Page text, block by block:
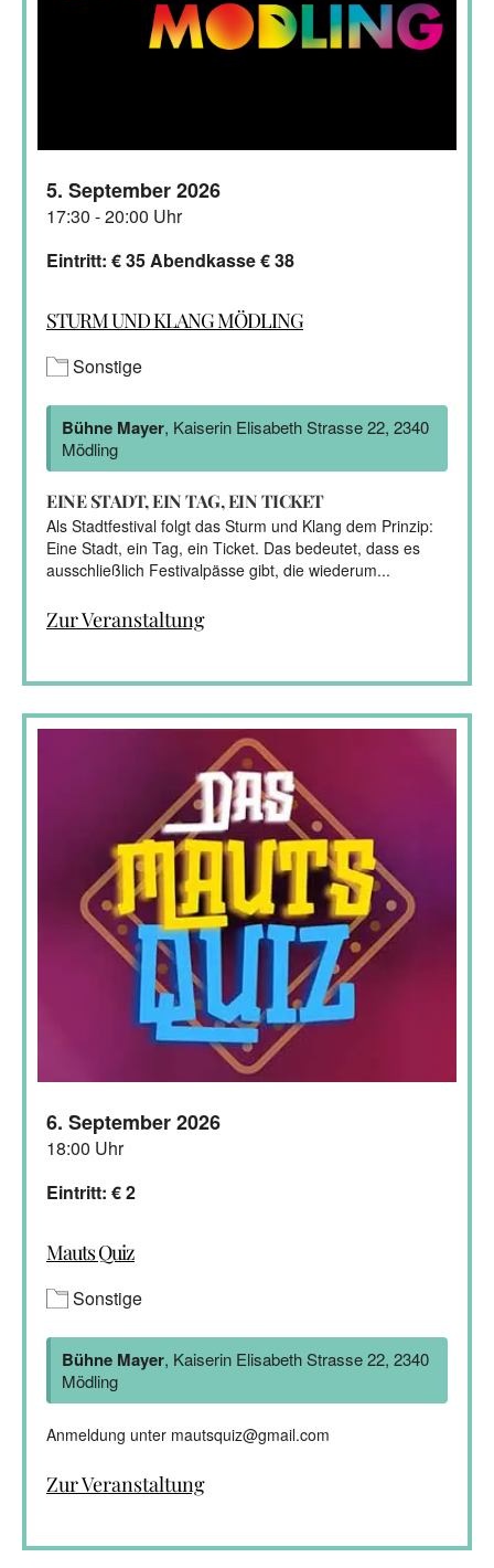
5. September 2026
17:30 - 20:00 Uhr
Eintritt: € 35 Abendkasse € 38
STURM UND KLANG MÖDLING
Sonstige
Bühne Mayer, Kaiserin Elisabeth Strasse 22, 2340
Mödling
EINE STADT, EIN TAG, EIN TICKET
Als Stadtfestival folgt das Sturm und Klang dem Prinzip:
Eine Stadt, ein Tag, ein Ticket. Das bedeutet, dass es
ausschließlich Festivalpässe gibt, die wiederum...
Zur Veranstaltung
6. September 2026
18:00 Uhr
Eintritt: € 2
Mauts Quiz
Sonstige
Bühne Mayer, Kaiserin Elisabeth Strasse 22, 2340
Mödling
Anmeldung unter mautsquiz@gmail.com
Zur Veranstaltung